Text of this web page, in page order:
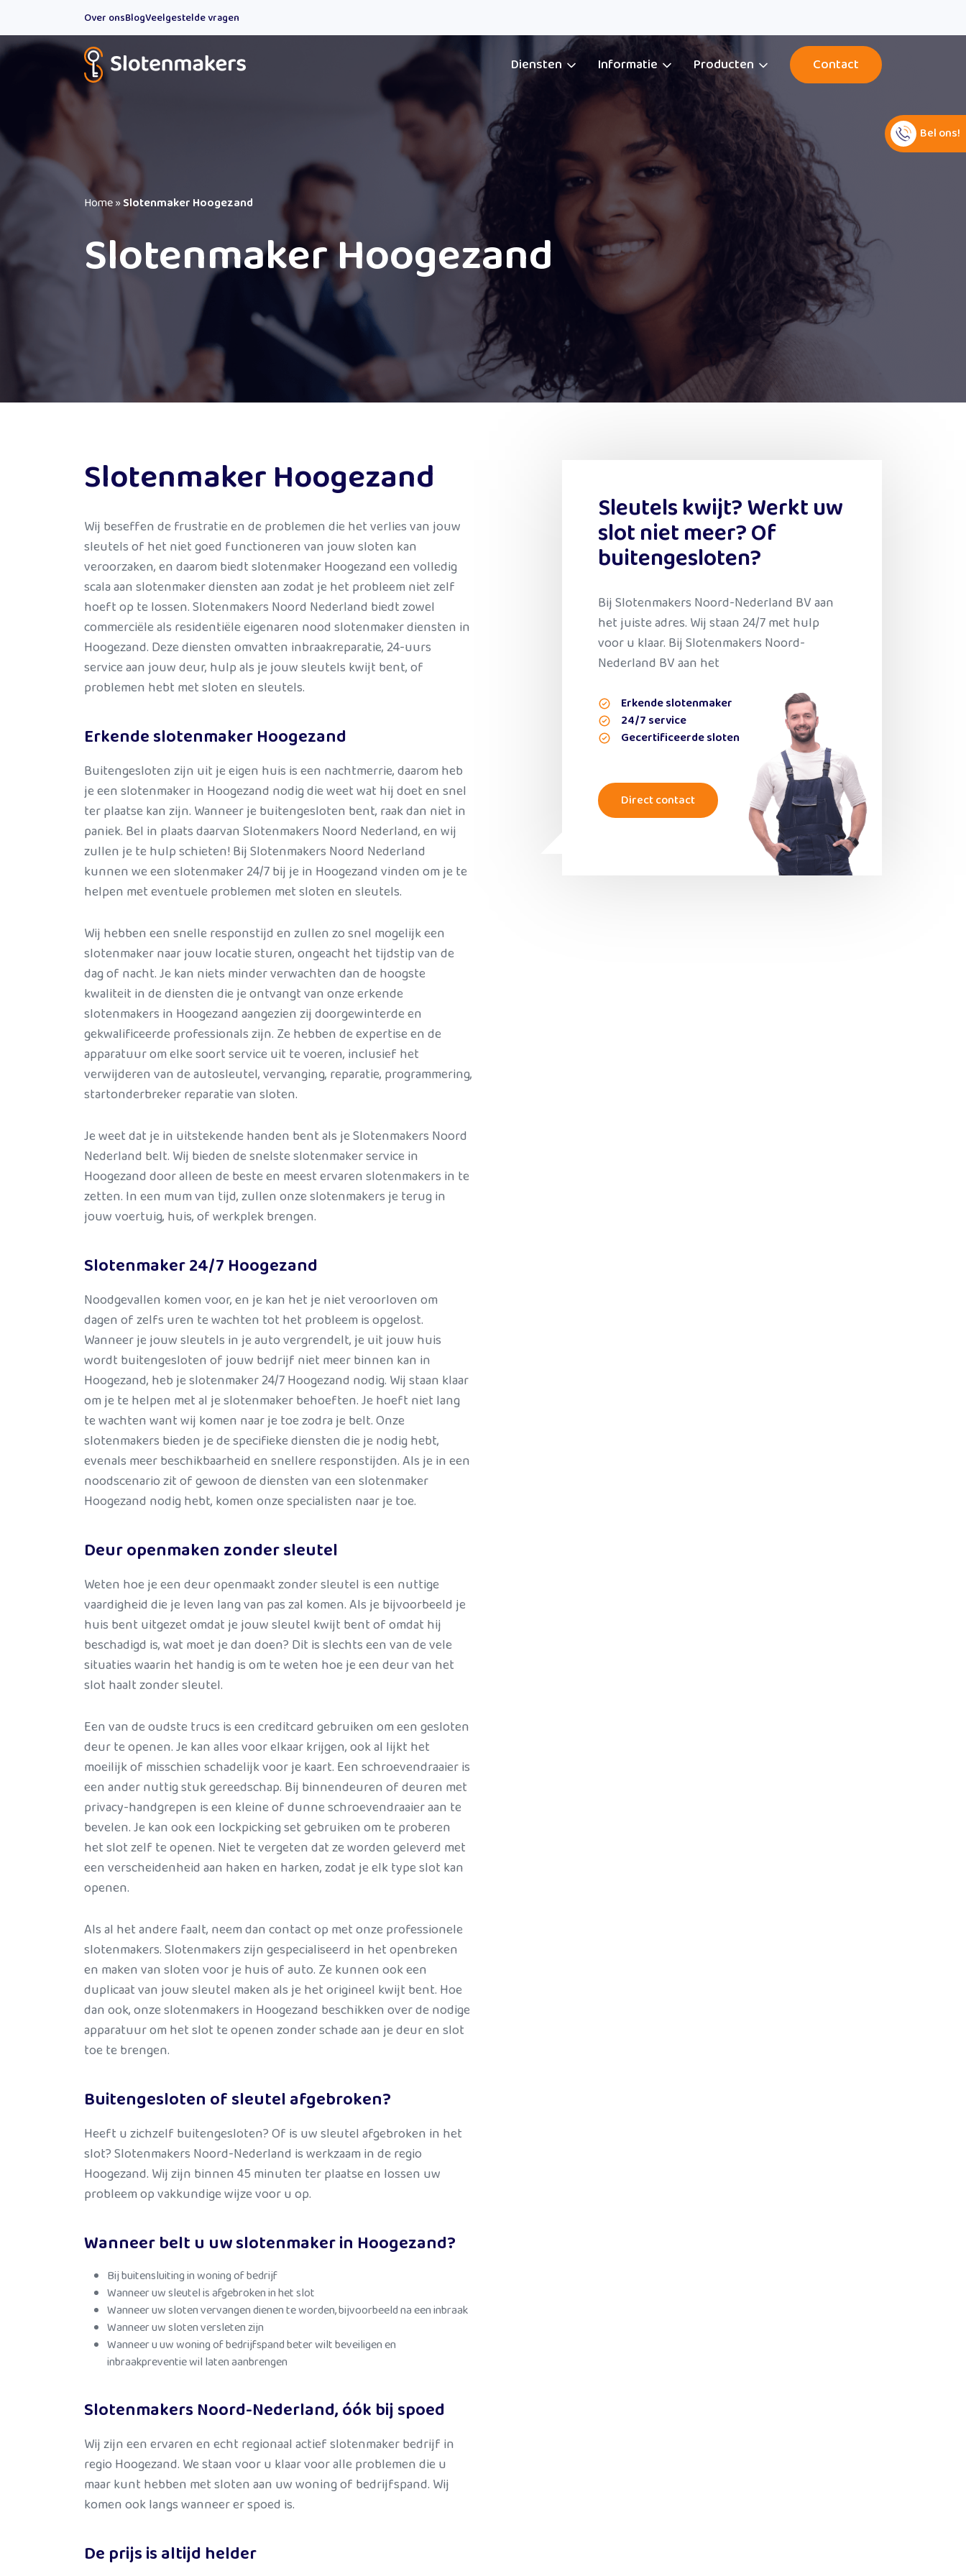
Over onsBlogVeelgestelde vragen
Diensten Informatie Producten Contact
Home»Slotenmaker Hoogezand
Slotenmaker Hoogezand
Slotenmaker Hoogezand
Wij beseffen de frustratie en de problemen die het verlies van jouw
sleutels of het niet goed functioneren van jouw sloten kan
veroorzaken, en daarom biedt slotenmaker Hoogezand een volledig
scala aan slotenmaker diensten aan zodat je het probleem niet zelf
hoeft op te lossen. Slotenmakers Noord Nederland biedt zowel
commerciële als residentiële eigenaren nood slotenmaker diensten in
Hoogezand. Deze diensten omvatten inbraakreparatie, 24-uurs
service aan jouw deur, hulp als je jouw sleutels kwijt bent, of
problemen hebt met sloten en sleutels.
Erkende slotenmaker Hoogezand
Buitengesloten zijn uit je eigen huis is een nachtmerrie, daarom heb
je een slotenmaker in Hoogezand nodig die weet wat hij doet en snel
ter plaatse kan zijn. Wanneer je buitengesloten bent, raak dan niet in
paniek. Bel in plaats daarvan Slotenmakers Noord Nederland, en wij
zullen je te hulp schieten! Bij Slotenmakers Noord Nederland
kunnen we een slotenmaker 24/7 bij je in Hoogezand vinden om je te
helpen met eventuele problemen met sloten en sleutels.
Wij hebben een snelle responstijd en zullen zo snel mogelijk een
slotenmaker naar jouw locatie sturen, ongeacht het tijdstip van de
dag of nacht. Je kan niets minder verwachten dan de hoogste
kwaliteit in de diensten die je ontvangt van onze erkende
slotenmakers in Hoogezand aangezien zij doorgewinterde en
gekwalificeerde professionals zijn. Ze hebben de expertise en de
apparatuur om elke soort service uit te voeren, inclusief het
verwijderen van de autosleutel, vervanging, reparatie, programmering,
startonderbreker reparatie van sloten.
Je weet dat je in uitstekende handen bent als je Slotenmakers Noord
Nederland belt. Wij bieden de snelste slotenmaker service in
Hoogezand door alleen de beste en meest ervaren slotenmakers in te
zetten. In een mum van tijd, zullen onze slotenmakers je terug in
jouw voertuig, huis, of werkplek brengen.
Slotenmaker 24/7 Hoogezand
Noodgevallen komen voor, en je kan het je niet veroorloven om
dagen of zelfs uren te wachten tot het probleem is opgelost.
Wanneer je jouw sleutels in je auto vergrendelt, je uit jouw huis
wordt buitengesloten of jouw bedrijf niet meer binnen kan in
Hoogezand, heb je slotenmaker 24/7 Hoogezand nodig. Wij staan klaar
om je te helpen met al je slotenmaker behoeften. Je hoeft niet lang
te wachten want wij komen naar je toe zodra je belt. Onze
slotenmakers bieden je de specifieke diensten die je nodig hebt,
evenals meer beschikbaarheid en snellere responstijden. Als je in een
noodscenario zit of gewoon de diensten van een slotenmaker
Hoogezand nodig hebt, komen onze specialisten naar je toe.
Deur openmaken zonder sleutel
Weten hoe je een deur openmaakt zonder sleutel is een nuttige
vaardigheid die je leven lang van pas zal komen. Als je bijvoorbeeld je
huis bent uitgezet omdat je jouw sleutel kwijt bent of omdat hij
beschadigd is, wat moet je dan doen? Dit is slechts een van de vele
situaties waarin het handig is om te weten hoe je een deur van het
slot haalt zonder sleutel.
Een van de oudste trucs is een creditcard gebruiken om een gesloten
deur te openen. Je kan alles voor elkaar krijgen, ook al lijkt het
moeilijk of misschien schadelijk voor je kaart. Een schroevendraaier is
een ander nuttig stuk gereedschap. Bij binnendeuren of deuren met
privacy-handgrepen is een kleine of dunne schroevendraaier aan te
bevelen. Je kan ook een lockpicking set gebruiken om te proberen
het slot zelf te openen. Niet te vergeten dat ze worden geleverd met
een verscheidenheid aan haken en harken, zodat je elk type slot kan
openen.
Als al het andere faalt, neem dan contact op met onze professionele
slotenmakers. Slotenmakers zijn gespecialiseerd in het openbreken
en maken van sloten voor je huis of auto. Ze kunnen ook een
duplicaat van jouw sleutel maken als je het origineel kwijt bent. Hoe
dan ook, onze slotenmakers in Hoogezand beschikken over de nodige
apparatuur om het slot te openen zonder schade aan je deur en slot
toe te brengen.
Buitengesloten of sleutel afgebroken?
Heeft u zichzelf buitengesloten? Of is uw sleutel afgebroken in het
slot? Slotenmakers Noord-Nederland is werkzaam in de regio
Hoogezand. Wij zijn binnen 45 minuten ter plaatse en lossen uw
probleem op vakkundige wijze voor u op.
Wanneer belt u uw slotenmaker in Hoogezand?
Bij buitensluiting in woning of bedrijf
Wanneer uw sleutel is afgebroken in het slot
Wanneer uw sloten vervangen dienen te worden, bijvoorbeeld na een inbraak
Wanneer uw sloten versleten zijn
Wanneer u uw woning of bedrijfspand beter wilt beveiligen en
inbraakpreventie wil laten aanbrengen
Slotenmakers Noord-Nederland, óók bij spoed
Wij zijn een ervaren en echt regionaal actief slotenmaker bedrijf in
regio Hoogezand. We staan voor u klaar voor alle problemen die u
maar kunt hebben met sloten aan uw woning of bedrijfspand. Wij
komen ook langs wanneer er spoed is.
De prijs is altijd helder
Sleutels kwijt? Werkt uw
slot niet meer? Of
buitengesloten?
Bij Slotenmakers Noord-Nederland BV aan
het juiste adres. Wij staan 24/7 met hulp
voor u klaar. Bij Slotenmakers Noord-
Nederland BV aan het
Erkende slotenmaker
24/7 service
Gecertificeerde sloten
Direct contact
Bel ons!